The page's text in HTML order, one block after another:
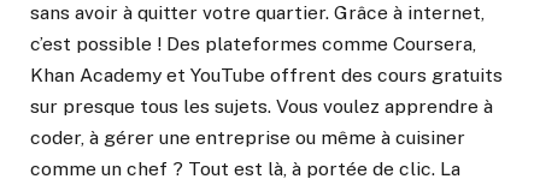
sans avoir à quitter votre quartier. Grâce à internet,
c’est possible ! Des plateformes comme Coursera,
Khan Academy et YouTube offrent des cours gratuits
sur presque tous les sujets. Vous voulez apprendre à
coder, à gérer une entreprise ou même à cuisiner
comme un chef ? Tout est là, à portée de clic. La